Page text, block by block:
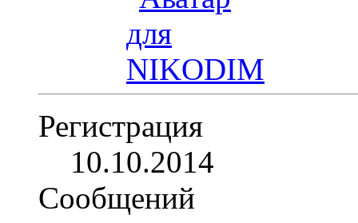
Регистрация
10.10.2014
Сообщений